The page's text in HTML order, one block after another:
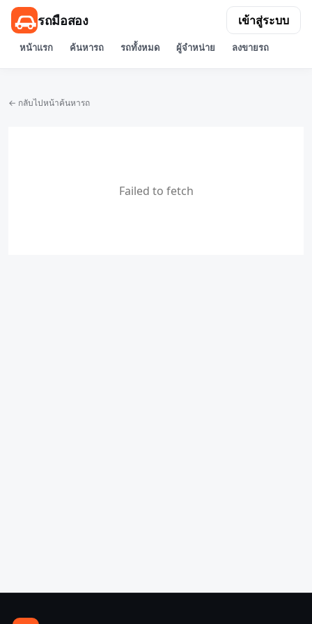
รถมือสอง
หน้าแรก ค้นหารถ รถทั้งหมด ผู้จำหน่าย ลงขายรถ
เข้าสู่ระบบ
← กลับไปหน้าค้นหารถ
Failed to fetch